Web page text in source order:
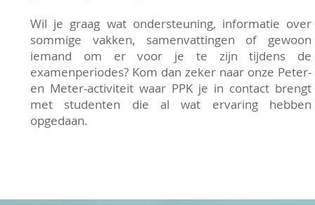
Wil je graag wat ondersteuning, informatie over
sommige vakken, samenvattingen of gewoon
iemand om er voor je te zijn tijdens de
examenperiodes? Kom dan zeker naar onze Peter-
en Meter-activiteit waar PPK je in contact brengt
met studenten die al wat ervaring hebben
opgedaan.